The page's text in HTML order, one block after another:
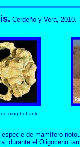
Cerdeño y Vera, 2010.
morphobank.
especie de mamífero
durante el Oligoceno